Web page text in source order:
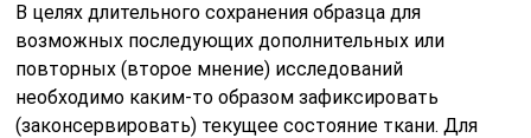
В целях длительного сохранения образца для
возможных последующих дополнительных или
повторных (второе мнение) исследований
необходимо каким-то образом зафиксировать
(законсервировать) текущее состояние ткани. Для